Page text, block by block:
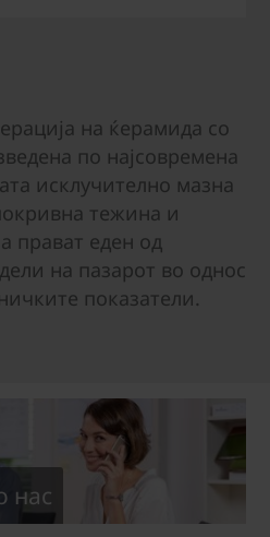
на ќерамида со
по најсовремена
исклучително мазна
тежина и
прават еден од
на пазарот во однос
показатели.
нас